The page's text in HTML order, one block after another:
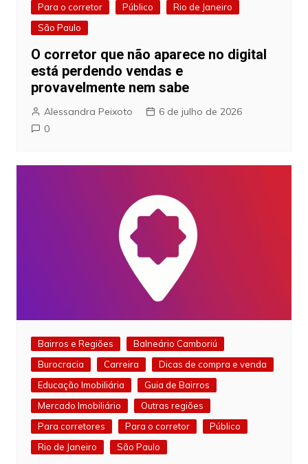
Para o corretor
Público
Rio de Janeiro
São Paulo
O corretor que não aparece no digital
está perdendo vendas e
provavelmente nem sabe
Alessandra Peixoto
6 de julho de 2026
0
Bairros e Regiões
Balneário Camboriú
Burocracia
Carreira
Dicas de compra e venda
Educação Imobiliária
Guia de Bairros
Mercado Imobiliário
Outras regiões
Para corretores
Para o corretor
Público
Rio de Janeiro
São Paulo